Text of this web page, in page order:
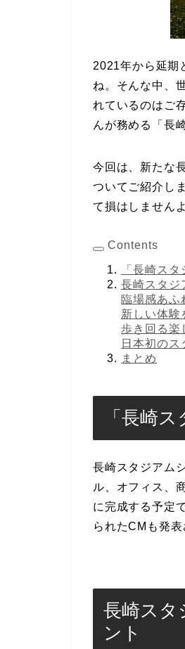
2021年から延期
ね。そんな中、
れているのはご
んが務める「長
今回は、新たな
ついてご紹介し
て損はしませんよ
Contents
「長崎ス
長崎スタジ
臨場感あふ
新しい体験
歩き回る楽
日本初の
まとめ
「長崎
長崎スタジアム
ル、オフィス、
に完成する予定
られたCMも発
長崎スタ
ント